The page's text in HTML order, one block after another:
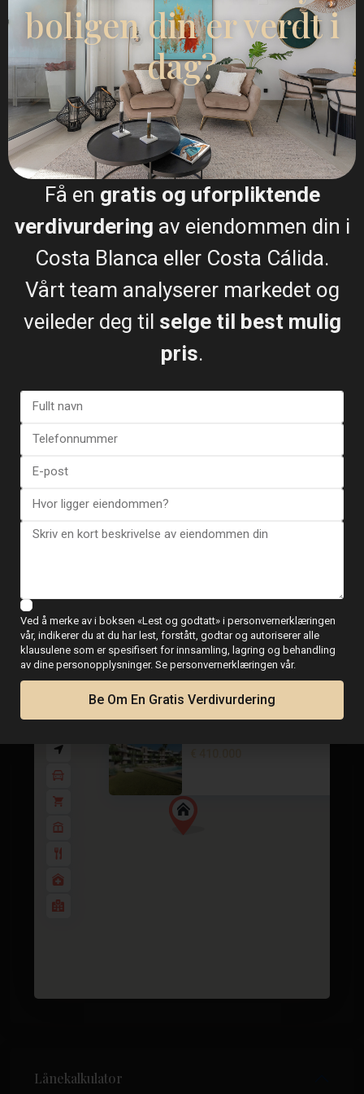
+34601614830
info@esentyaestate.com
Kontakt meg
Jeg samtykker til GDPR-vilkår
Plantegninger
Kart
Lånekalkulator
boligen din er verdt i
dag?
Få en gratis og uforpliktende
verdivurdering av eiendommen din i
Costa Blanca eller Costa Cálida.
Vårt team analyserer markedet og
veileder deg til selge til best mulig
pris.
Ved å merke av i boksen «Lest og godtatt» i personvernerklæringen
vår, indikerer du at du har lest, forstått, godtar og autoriserer alle
klausulene som er spesifisert for innsamling, lagring og behandling
av dine personopplysninger. Se personvernerklæringen vår.
Be Om En Gratis Verdivurdering